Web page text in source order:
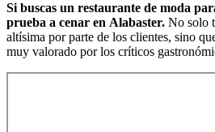
Si buscas un restaurante de moda
prueba a cenar en Alabaster. No solo
altísima por parte de los clientes, sino
muy valorado por los críticos